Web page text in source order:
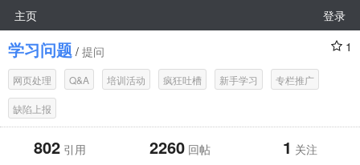
主页 登录
学习问题 / 提问 1
网页处理 Q&A 培训活动 疯狂吐槽 新手学习 专栏推广
缺陷上报
802 引用 2260 回帖 1 关注